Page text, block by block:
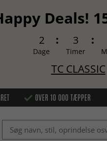
Deals!
2
Dage
3
Timer
TC CLASSIC
OVER 10 000 TÆPPER